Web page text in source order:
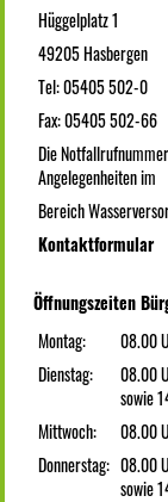
Hüggelplatz 1
49205 Hasbergen
Tel: 05405 502-0
Fax: 05405 502-66
Die
Angelegenheiten im
Bereich
Kontaktformular
Öffnungszeiten
Montag:
08.00
Dienstag:
08.00
sowie
Mittwoch:
08.00
Donnerstag: 08.00
sowie